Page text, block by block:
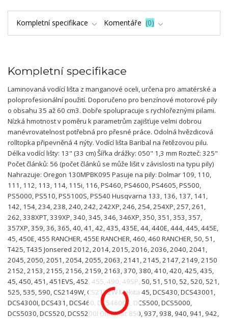
Kompletní specifikace Komentáře 0
Kompletní specifikace
Laminovaná vodící lišta z manganové oceli, určena pro amatérské a
poloprofesionální použití. Doporučeno pro benzínové motorové pily
o obsahu 35 až 60 cm3. Dobře spolupracuje s rychlořeznými pilami.
Nízká hmotnost v poměru k parametrům zajišťuje velmi dobrou
manévrovatelnost potřebná pro přesné práce. Odolná hvězdicová
rolltopka připevněná 4 nýty. Vodící lišta Baribal na řetězovou pilu.
Délka vodící lišty: 13" (33 cm) Šířka drážky: 050" 1,3 mm Rozteč: 325"
Počet článků: 56 (počet článků se může lišit v závislosti na typu pily)
Nahrazuje: Oregon 130MPBK095 Pasuje na pily: Dolmar 109, 110,
111, 112, 113, 114, 115i, 116, PS460, PS4600, PS4605, PS500,
PS5000, PS510, PS5100S, PS540 Husqvarna 133, 136, 137, 141,
142, 154, 234, 238, 240, 242, 242XP, 246, 254, 254XP, 257, 261,
262, 338XPT, 339XP, 340, 345, 346, 346XP, 350, 351, 353, 357,
357XP, 359, 36, 365, 40, 41, 42, 435, 435E, 44, 440E, 444, 445, 445E,
45, 450E, 455 RANCHER, 455E RANCHER, 460, 460 RANCHER, 50, 51,
T425, T435 Jonsered 2012, 2014, 2015, 2016, 2036, 2040, 2041,
2045, 2050, 2051, 2054, 2055, 2063, 2141, 2145, 2147, 2149, 2150
2152, 2153, 2155, 2156, 2159, 2163, 370, 380, 410, 420, 425, 435,
45, 450, 451, 451EVS, 452, 455, 490, 49SP, 50, 51, 510, 52, 520, 521,
525, 535, 590, CS2149W, CS2152W Makita 45, DCS430, DCS43001,
DCS4300I, DCS431, DCS460, DCS4600S, DCS500, DCS5000,
DCS5030, DCS520, DCS5200I OleoMac 850, 937, 938, 940, 941, 942,